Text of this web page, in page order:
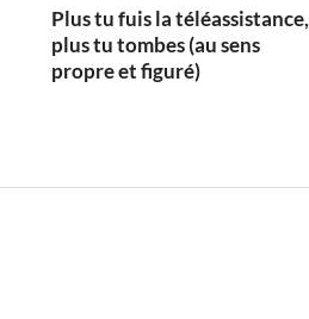
Plus tu fuis la téléassistance,
plus tu tombes (au sens
propre et figuré)